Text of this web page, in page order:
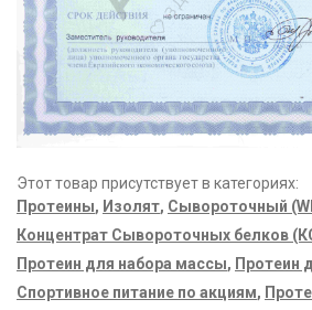
Этот товар присутствует в категориях:
Протеины, Изолят, Сывороточный
Концентрат Сывороточных белков
Протеин для набора массы, Протеин
Спортивное питание по акциям,